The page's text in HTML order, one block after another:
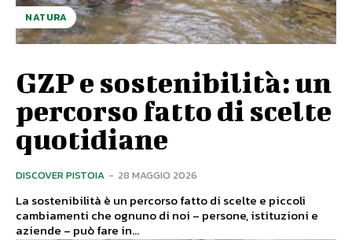
NATURA
GZP e sostenibilità: un
percorso fatto di scelte
quotidiane
DISCOVER PISTOIA - 28 MAGGIO 2026
La sostenibilità è un percorso fatto di scelte e piccoli
cambiamenti che ognuno di noi – persone, istituzioni e
aziende – può fare in...